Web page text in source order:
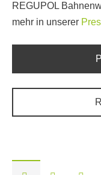
REGUPOL
mehr in unserer